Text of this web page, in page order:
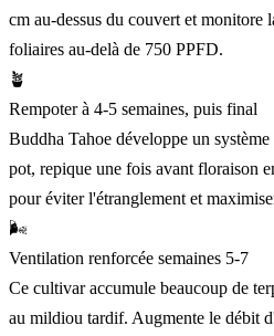
cm au-dessus du couvert et monitore
foliaires au-delà de 750 PPFD.
🪴
Rempoter à 4-5 semaines, puis final
Buddha Tahoe développe un
pot, repique une fois avant floraison
pour éviter l'étranglement et
🌬️
Ventilation renforcée semaines 5-7
Ce cultivar accumule beaucoup de
au mildiou tardif. Augmente le débit